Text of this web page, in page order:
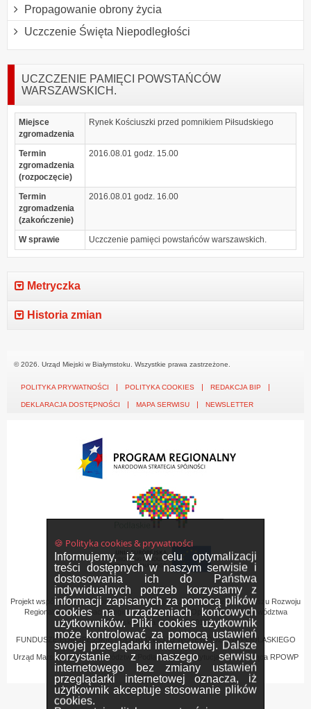
🍪 Polityka cookies & prywatności
Informujemy, iż w celu optymalizacji
treści dostępnych w naszym serwisie i
dostosowania ich do Państwa
indywidualnych potrzeb korzystamy z
informacji zapisanych za pomocą plików
cookies na urządzeniach końcowych
użytkowników. Pliki cookies użytkownik
może kontrolować za pomocą ustawień
swojej przeglądarki internetowej. Dalsze
korzystanie z naszego serwisu
internetowego bez zmiany ustawień
przeglądarki internetowej oznacza, iż
użytkownik akceptuje stosowanie plików
cookies.
Propagowanie obrony życia
Uczczenie Święta Niepodległości
UCZCZENIE PAMIĘCI POWSTAŃCÓW
WARSZAWSKICH.
Miejsce
zgromadzenia
Rynek Kościuszki przed pomnikiem Piłsudskiego
Termin
zgromadzenia
(rozpoczęcie)
2016.08.01 godz. 15.00
Termin
zgromadzenia
(zakończenie)
2016.08.01 godz. 16.00
W sprawie Uczczenie pamięci powstańców warszawskich.
Metryczka
Historia zmian
© 2026. Urząd Miejski w Białymstoku. Wszystkie prawa zastrzeżone.
POLITYKA PRYWATNOŚCI POLITYKA COOKIES REDAKCJA BIP
DEKLARACJA DOSTĘPNOŚCI MAPA SERWISU NEWSLETTER
Projekt współfinansowany przez Unię Europejską z Europejskiego Funduszu Rozwoju
Regionalnego w ramach Regionalnego Programu Operacyjnego Województwa
Podlaskiego na lata 2007-2013
FUNDUSZE EUROPEJSKIE - DLA ROZWOJU WOJEWÓDZTWA PODLASKIEGO
Urząd Marszałkowski Województwa Podlaskiego – Instytucja Zarządzająca RPOWP